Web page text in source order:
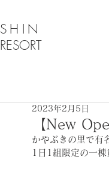
SHIN
RESORT
【New
2023年2月5日
かやぶきの里で有
1日1組限定の一棟